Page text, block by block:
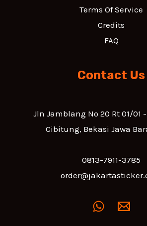
Terms Of Service
Credits
FAQ
Contact Us
Jln Jamblang No 20 Rt 01/01
Cibitung, Bekasi Jawa
0813-7911-3785